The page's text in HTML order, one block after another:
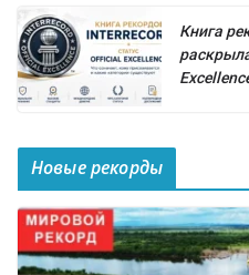
Книга
Новые рекорды